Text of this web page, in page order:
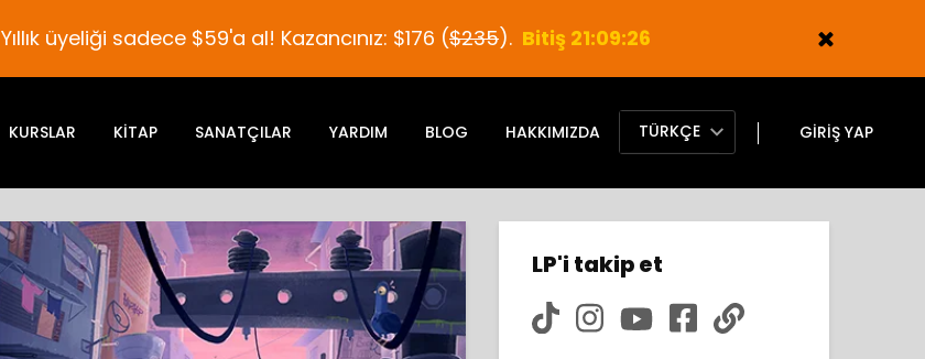
Yıllık üyeliği sadece $59'a al! Kazancınız: $176 ($235). Bitiş 21:09:25
KURSLAR KITAP SANATÇILAR YARDIM BLOG HAKKIMIZDA TÜRKÇE GIRIŞ YAP
LP'i takip et